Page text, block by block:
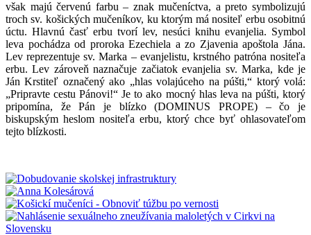
však majú červenú farbu – znak mučeníctva, a preto symbolizujú
troch sv. košických mučeníkov, ku ktorým má nositeľ erbu osobitnú
úctu. Hlavnú časť erbu tvorí lev, nesúci knihu evanjelia. Symbol
leva pochádza od proroka Ezechiela a zo Zjavenia apoštola Jána.
Lev reprezentuje sv. Marka – evanjelistu, krstného patróna nositeľa
erbu. Lev zároveň naznačuje začiatok evanjelia sv. Marka, kde je
Ján Krstiteľ označený ako „hlas volajúceho na púšti,“ ktorý volá:
„Pripravte cestu Pánovi!“ Je to ako mocný hlas leva na púšti, ktorý
pripomína, že Pán je blízko (DOMINUS PROPE) – čo je
biskupským heslom nositeľa erbu, ktorý chce byť ohlasovateľom
tejto blízkosti.